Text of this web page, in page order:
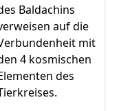
Baldachins
auf die
mit
4 kosmischen
des